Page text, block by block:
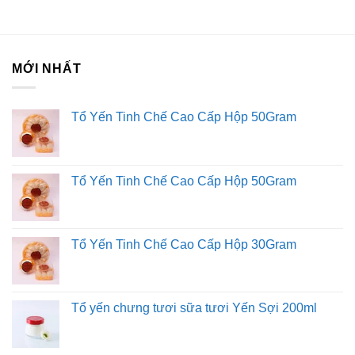
Những vườn nho đầu tiên của Gaul đã phát triển quanh
phù hợp cho việc sản xuất rượu và ước tính rằng một trong
mười chai rượu vang thế giới được sản xuất trong khu vực
này trong thế kỷ 20. Mặc dù số lượng lớn này nhưng ý
nghĩa của khu vực thường bị bỏ qua bởi các ấn phẩm học
thuật và các tạp chí thương mại, chủ yếu bởi vì rất ít rượu
được sản xuất được phân loại theo một tên gọi contrôlée
cho đến những năm 1980.
Rượu vang Languedoc-Roussillon là gì?
Rượu vang Languedoc-Roussillon là những loại rượu
vang được sản xuất ở miền nam nước Pháp. Trong khi
"Languedoc" có thể tham khảo khu vực lịch sử cụ thể của
MỚI NHẤT
Tổ Yến Tinh Chế Cao Cấp Hộp 50Gram
Tổ Yến Tinh Chế Cao Cấp Hộp 50Gram
Tổ Yến Tinh Chế Cao Cấp Hộp 30Gram
Tổ yến chưng tươi sữa tươi Yến Sợi 200ml